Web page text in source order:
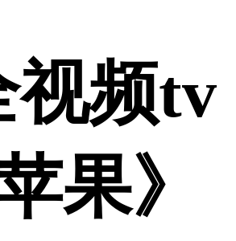
视频tv
果》